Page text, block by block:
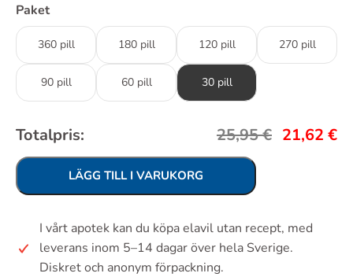
Paket
360 pill 180 pill 120 pill 270 pill
90 pill 60 pill 30 pill
Totalpris: 25,95€ 21,62 €
LÄGG TILL I VARUKORG
I vårt apotek kan du köpa elavil utan recept, med
leverans inom 5–14 dagar över hela Sverige.
Diskret och anonym förpackning.